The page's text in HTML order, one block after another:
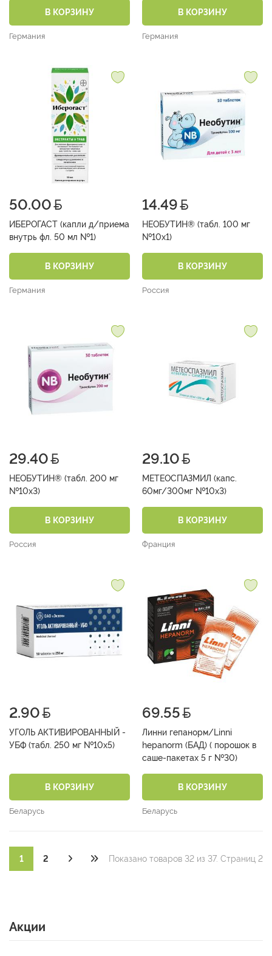
В КОРЗИНУ
Германия
В КОРЗИНУ
Германия
50.00
ИБЕРОГАСТ (капли д/приема
внутрь фл. 50 мл №1)
В КОРЗИНУ
Германия
14.49
НЕОБУТИН® (табл. 100 мг
№10х1)
В КОРЗИНУ
Россия
29.40
НЕОБУТИН® (табл. 200 мг
№10х3)
В КОРЗИНУ
Россия
29.10
МЕТЕОСПАЗМИЛ (капс.
60мг/300мг №10х3)
В КОРЗИНУ
Франция
2.90
УГОЛЬ АКТИВИРОВАННЫЙ -
УБФ (табл. 250 мг №10х5)
В КОРЗИНУ
Беларусь
69.55
Линни гепанорм/Linni
hepanorm (БАД) ( порошок в
саше-пакетах 5 г №30)
В КОРЗИНУ
Беларусь
1 2 Показано товаров 32 из 37. Страниц 2
Акции